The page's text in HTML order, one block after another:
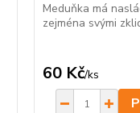
Meduňka má
zejména svými
60 Kč/ks